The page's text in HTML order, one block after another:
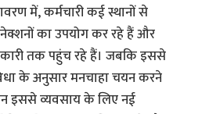
में, कर्मचारी कई स्थानों से
का उपयोग कर रहे हैं और
तक पहुंच रहे हैं। जबकि इससे
के अनुसार मनचाहा चयन करने
इससे व्यवसाय के लिए नई